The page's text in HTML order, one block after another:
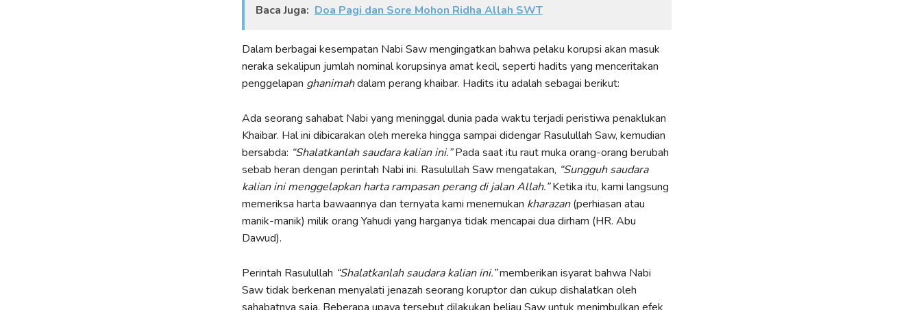
Baca Juga: Doa Pagi dan Sore Mohon Ridha Allah SWT
Dalam berbagai kesempatan Nabi Saw mengingatkan bahwa pelaku korupsi akan masuk
neraka sekalipun jumlah nominal korupsinya amat kecil, seperti hadits yang menceritakan
penggelapan ghanimahdalam perang khaibar. Hadits itu adalah sebagai berikut:
Ada seorang sahabat Nabi yang meninggal dunia pada waktu terjadi peristiwa penaklukan
Khaibar. Hal ini dibicarakan oleh mereka hingga sampai didengar Rasulullah Saw, kemudian
bersabda: “Shalatkanlah saudara kalian ini.”Pada saat itu raut muka orang-orang berubah
sebab heran dengan perintah Nabi ini. Rasulullah Saw mengatakan, “Sungguh saudara
kalian ini menggelapkan harta rampasan perang di jalan Allah.”Ketika itu, kami langsung
memeriksa harta bawaannya dan ternyata kami menemukan kharazan(perhiasan atau
manik-manik) milik orang Yahudi yang harganya tidak mencapai dua dirham (HR. Abu
Dawud).
Perintah Rasulullah “Shalatkanlah saudara kalian ini.”memberikan isyarat bahwa Nabi
Saw tidak berkenan menyalati jenazah seorang koruptor dan cukup dishalatkan oleh